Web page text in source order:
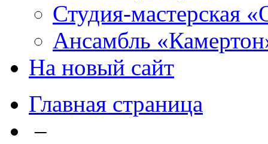
Студия-мастерская
Ансамбль
На новый сайт
Главная страница
–